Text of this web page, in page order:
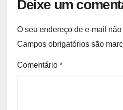
Deixe um
O seu endereço de e-mail
Campos obrigatórios são
Comentário *